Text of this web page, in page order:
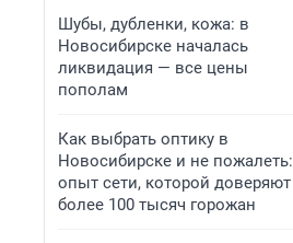
Шубы, дубленки, кожа: в
Новосибирске началась
ликвидация — все цены
пополам
Как выбрать оптику в
Новосибирске и не пожалеть:
опыт сети, которой доверяют
более 100 тысяч горожан